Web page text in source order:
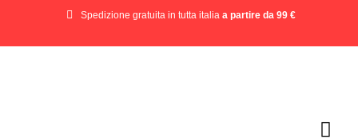
Spedizione gratuita in tutta italia a partire da 99 €